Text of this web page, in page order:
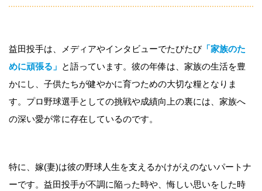
益田投手は、メディアやインタビューでたびたび「家族のた
めに頑張る」 と語っています。彼の年俸は、家族の生活を豊
かにし、子供たちが健やかに育つための大切な糧となりま
す。プロ野球選手としての挑戦や成績向上の裏には、家族へ
の深い愛が常に存在しているのです。
特に、嫁(妻)は彼の野球人生を支えるかけがえのないパートナ
ーです。益田投手が不調に陥った時や、悔しい思いをした時